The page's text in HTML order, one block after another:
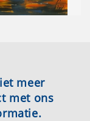
meer
met ons